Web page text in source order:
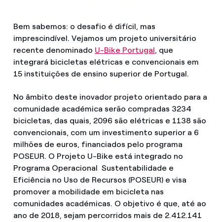
Bem sabemos: o desafio é difícil, mas
imprescindível. Vejamos um projeto universitário
recente denominado U-Bike Portugal, que
integrará bicicletas elétricas e convencionais em
15 instituições de ensino superior de Portugal.
No âmbito deste inovador projeto orientado para a
comunidade académica serão compradas 3234
bicicletas, das quais, 2096 são elétricas e 1138 são
convencionais, com um investimento superior a 6
milhões de euros, financiados pelo programa
POSEUR. O Projeto U-Bike está integrado no
Programa Operacional Sustentabilidade e
Eficiência no Uso de Recursos (POSEUR) e visa
promover a mobilidade em bicicleta nas
comunidades académicas. O objetivo é que, até ao
ano de 2018, sejam percorridos mais de 2.412.141